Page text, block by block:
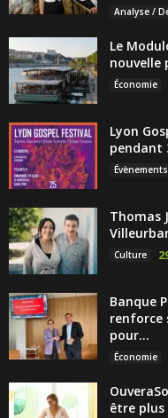
Analyse /
Le
nouvelle
Économie
Lyon
pendant
Évènements
Thomas
Culture
Banque
renforce
pour...
Économie
être